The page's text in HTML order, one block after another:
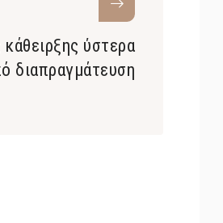
ύστερα
διαπραγμάτευση